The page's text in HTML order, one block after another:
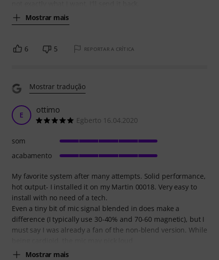
Mostrar mais
6 5 REPORTAR A CRÍTICA
Mostrar tradução
E ottimo
Egberto 16.04.2020
My favorite system after many attempts. Solid performance,
hot output- I installed it on my Martin 00018. Very easy to
install with no need of a tech.
Even a tiny bit of mic signal blended in does make a
difference (I typically use 30-40% and 70-60 magnetic), but I
must say I was already a fan of the non-blend version. While
Mostrar mais
som
acabamento